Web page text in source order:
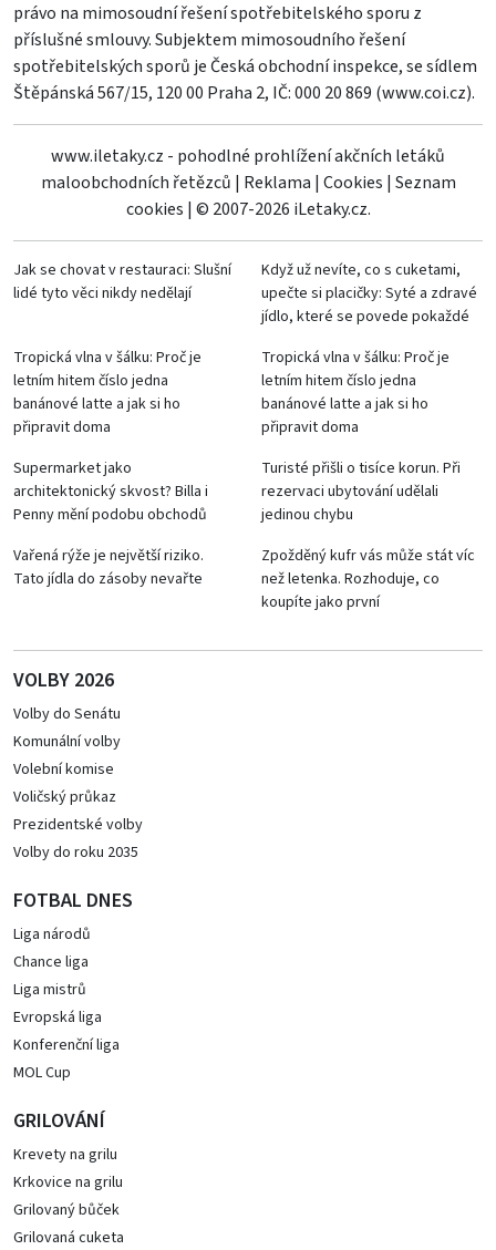
právo na mimosoudní řešení spotřebitelského sporu z
příslušné smlouvy. Subjektem mimosoudního řešení
spotřebitelských sporů je Česká obchodní inspekce, se sídlem
Štěpánská 567/15, 120 00 Praha 2, IČ: 000 20 869 (www.coi.cz).
www.iletaky.cz - pohodlné prohlížení akčních letáků
maloobchodních řetězců | Reklama | Cookies | Seznam
cookies | © 2007-2026 iLetaky.cz.
Jak se chovat v restauraci: Slušní
lidé tyto věci nikdy nedělají
Když už nevíte, co s cuketami,
upečte si placičky: Syté a zdravé
jídlo, které se povede pokaždé
Tropická vlna v šálku: Proč je
letním hitem číslo jedna
banánové latte a jak si ho
připravit doma
Tropická vlna v šálku: Proč je
letním hitem číslo jedna
banánové latte a jak si ho
připravit doma
Supermarket jako
architektonický skvost? Billa i
Penny mění podobu obchodů
Turisté přišli o tisíce korun. Při
rezervaci ubytování udělali
jedinou chybu
Vařená rýže je největší riziko.
Tato jídla do zásoby nevařte
Zpožděný kufr vás může stát víc
než letenka. Rozhoduje, co
koupíte jako první
VOLBY 2026
Volby do Senátu
Komunální volby
Volební komise
Voličský průkaz
Prezidentské volby
Volby do roku 2035
FOTBAL DNES
Liga národů
Chance liga
Liga mistrů
Evropská liga
Konferenční liga
MOL Cup
GRILOVÁNÍ
Krevety na grilu
Krkovice na grilu
Grilovaný bůček
Grilovaná cuketa